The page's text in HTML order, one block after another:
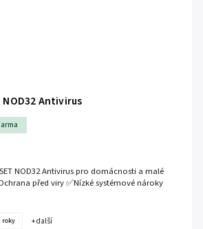
NOD32 Antivirus
NOD32 Antivirus pro domácnosti a malé
před viry ✅Nízké systémové nároky
roky + další